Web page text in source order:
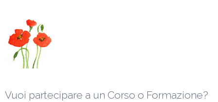
Vuoi partecipare a un Corso o Formazione?